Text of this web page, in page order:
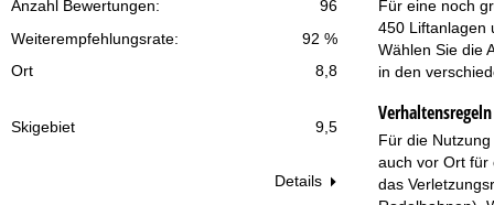
96
Anzahl Bewertungen:
92 %
Weiterempfehlungsrate:
Ort
8,8
Skigebiet 9,5
Details
Für eine noch
450 Liftanlagen
Wählen Sie die
in den
Für die
auch vor Ort für
das